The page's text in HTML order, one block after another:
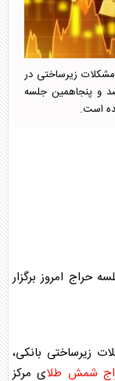
مشکلات زیرساختی در
و پنجاهمین جلسه
است.
حراج امروز برگزار
زیرساختی بانکی،
شمش طلای مرکز